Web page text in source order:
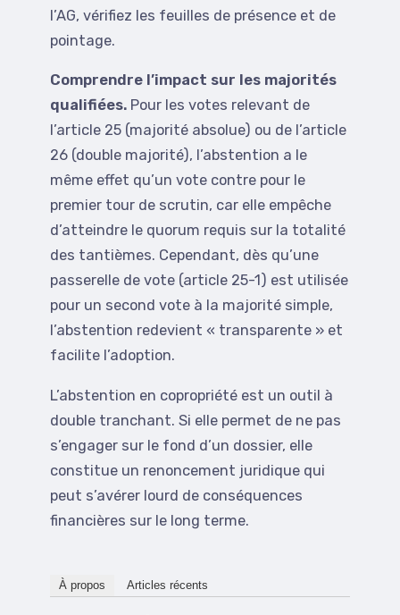
l’AG, vérifiez les feuilles de présence et de
pointage.
Comprendre l’impact sur les majorités
qualifiées. Pour les votes relevant de
l’article 25 (majorité absolue) ou de l’article
26 (double majorité), l’abstention a le
même effet qu’un vote contre pour le
premier tour de scrutin, car elle empêche
d’atteindre le quorum requis sur la totalité
des tantièmes. Cependant, dès qu’une
passerelle de vote (article 25-1) est utilisée
pour un second vote à la majorité simple,
l’abstention redevient « transparente » et
facilite l’adoption.
L’abstention en copropriété est un outil à
double tranchant. Si elle permet de ne pas
s’engager sur le fond d’un dossier, elle
constitue un renoncement juridique qui
peut s’avérer lourd de conséquences
financières sur le long terme.
À propos Articles récents